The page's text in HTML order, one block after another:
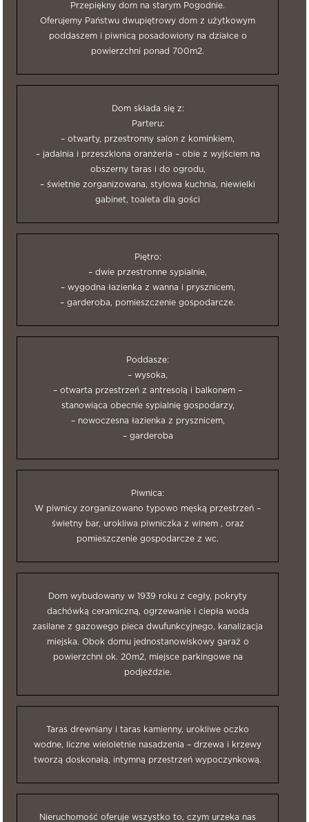
Przepiękny dom na starym Pogodnie.
Oferujemy Państwu dwupiętrowy dom z użytkowym
poddaszem i piwnicą posadowiony na działce o
powierzchni ponad 700m2.
Dom składa się z:
Parteru:
– otwarty, przestronny salon z kominkiem,
– jadalnia i przeszklona oranżeria – obie z wyjściem na
obszerny taras i do ogrodu,
– świetnie zorganizowana, stylowa kuchnia, niewielki
gabinet, toaleta dla gości
Piętro:
– dwie przestronne sypialnie,
– wygodna łazienka z wanna i prysznicem,
– garderoba, pomieszczenie gospodarcze.
Poddasze:
– wysoka,
– otwarta przestrzeń z antresolą i balkonem –
stanowiąca obecnie sypialnię gospodarzy,
– nowoczesna łazienka z prysznicem,
– garderoba
Piwnica:
W piwnicy zorganizowano typowo męską przestrzeń –
świetny bar, urokliwa piwniczka z winem , oraz
pomieszczenie gospodarcze z wc.
Dom wybudowany w 1939 roku z cegły, pokryty
dachówką ceramiczną, ogrzewanie i ciepła woda
zasilane z gazowego pieca dwufunkcyjnego, kanalizacja
miejska. Obok domu jednostanowiskowy garaż o
powierzchni ok. 20m2, miejsce parkingowe na
podjeździe.
Taras drewniany i taras kamienny, urokliwe oczko
wodne, liczne wieloletnie nasadzenia – drzewa i krzewy
tworzą doskonałą, intymną przestrzeń wypoczynkową.
Nieruchomość oferuje wszystko to, czym urzeka nas